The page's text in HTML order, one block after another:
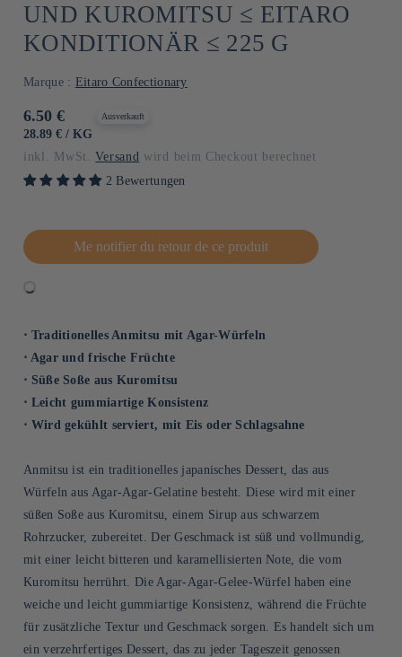
UND KUROMITSU ≤ EITARO
KONDITIONÄR ≤ 225 G
Marque : Eitaro Confectionary
Normaler
Preis
6.50 €
GRUNDPREIS
28.89 € / PRO
KG
Ausverkauft
inkl. MwSt.Versand wird beim Checkout berechnet
2 Bewertungen
Me notifier du retour de ce produit
⋅ Traditionelles Anmitsu mit Agar-Würfeln
⋅ Agar und frische Früchte
⋅ Süße Soße aus Kuromitsu
⋅ Leicht gummiartige Konsistenz
⋅ Wird gekühlt serviert, mit Eis oder Schlagsahne
Anmitsu ist ein traditionelles japanisches Dessert, das aus
Würfeln aus Agar-Agar-Gelatine besteht. Diese wird mit einer
süßen Soße aus Kuromitsu, einem Sirup aus schwarzem
Rohrzucker, zubereitet. Der Geschmack ist süß und vollmundig,
mit einer leicht bitteren und karamellisierten Note, die vom
Kuromitsu herrührt. Die Agar-Agar-Gelee-Würfel haben eine
weiche und leicht gummiartige Konsistenz, während die Früchte
für zusätzliche Textur und Geschmack sorgen. Es handelt sich um
ein verzehrfertiges Dessert, das zu jeder Tageszeit genossen